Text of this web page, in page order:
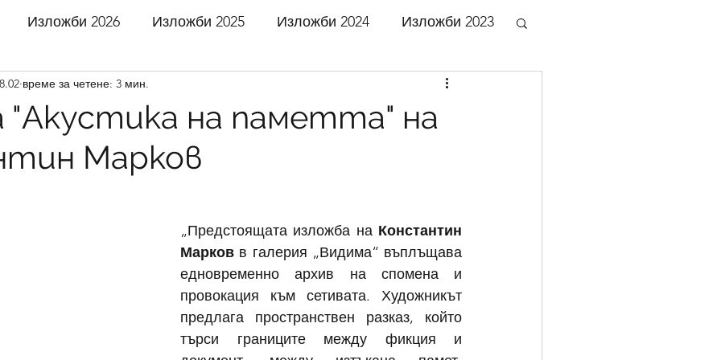
Изложби 2026 Изложби 2025 Изложби 2024 Изложби 2023
Изложби 2020
Изложби 2015 Изложби 2014
Изложби 2004 Изложби 2003
Изложби 1999
"Акустика на паметта" на
Марков
време за четене: 3 мин.
звезди.
„Предстоящата изложба на Константин
Марков в галерия „Видима“ въплъщава
едновременно архив на спомена и
провокация към сетивата. Художникът
предлага пространствен разказ, който
търси границите между фикция и